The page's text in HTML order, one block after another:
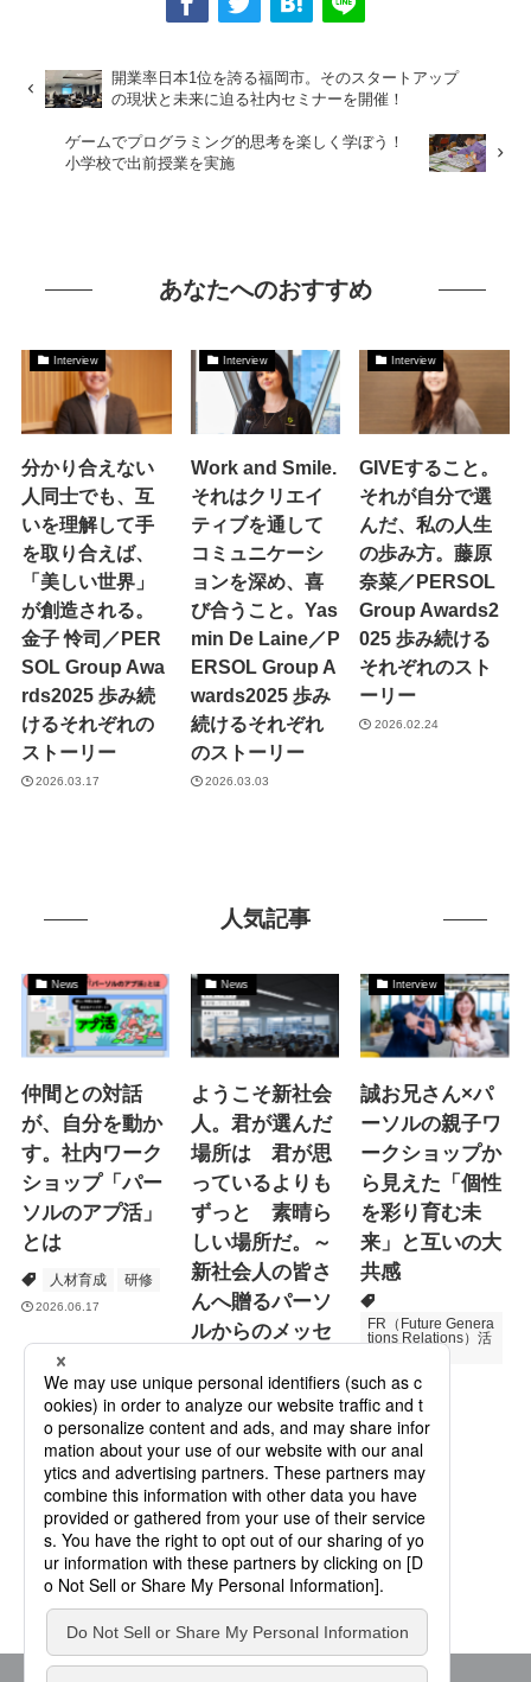
開業率日本1位を誇る福岡市。そのスタートアップ
の現状と未来に迫る社内セミナーを開催！
ゲームでプログラミング的思考を楽しく学ぼう！
小学校で出前授業を実施
あなたへのおすすめ
Interview
分かり合えない
人同士でも、互
いを理解して手
を取り合えば、
「美しい世界」
が創造される。
金子 怜司／PER
SOL Group Awa
rds2025 歩み続
けるそれぞれの
ストーリー
2026.03.17
Interview
Work and Smile.
それはクリエイ
ティブを通して
コミュニケーシ
ョンを深め、喜
び合うこと。Yas
min De Laine／P
ERSOL Group A
wards2025 歩み
続けるそれぞれ
のストーリー
2026.03.03
Interview
GIVEすること。
それが自分で選
んだ、私の人生
の歩み方。藤原
奈菜／PERSOL
Group Awards2
025 歩み続ける
それぞれのスト
ーリー
2026.02.24
人気記事
News
仲間との対話
が、自分を動か
す。社内ワーク
ショップ「パー
ソルのアプ活」
とは
人材育成 研修
2026.06.17
News
ようこそ新社会
人。君が選んだ
場所は 君が思
っているよりも
ずっと 素晴ら
しい場所だ。～
新社会人の皆さ
んへ贈るパーソ
ルからのメッセ
Specialized Servic
es
プロモーション
Interview
誠お兄さん×パ
ーソルの親子ワ
ークショップか
ら見えた「個性
を彩り育む未
来」と互いの大
共感
FR（Future Genera
tions Relations）活
次世代育成
2026.06.16